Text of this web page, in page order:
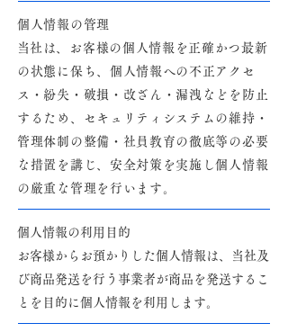
個人情報の管理
​当社は、お客様の個人情報を正確かつ最新
の状態に保ち、個人情報への不正アクセ
ス・紛失・破損・改ざん・漏洩などを防止
するため、セキュリティシステムの維持・
管理体制の整備・社員教育の徹底等の必要
な措置を講じ、安全対策を実施し個人情報
の厳重な管理を行います。
個人情報の利用目的
​お客様からお預かりした個人情報は、当社及
び商品発送を行う事業者が商品を発送するこ
とを目的に個人情報を利用します。